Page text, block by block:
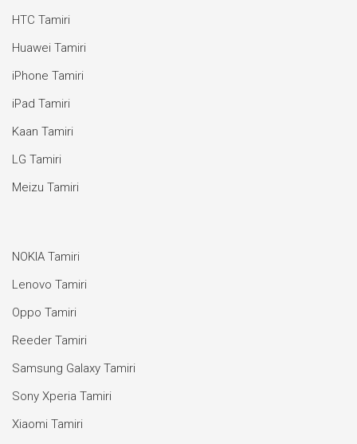
HTC Tamiri
Huawei Tamiri
iPhone Tamiri
iPad Tamiri
Kaan Tamiri
LG Tamiri
Meizu Tamiri
NOKIA Tamiri
Lenovo Tamiri
Oppo Tamiri
Reeder Tamiri
Samsung Galaxy Tamiri
Sony Xperia Tamiri
Xiaomi Tamiri